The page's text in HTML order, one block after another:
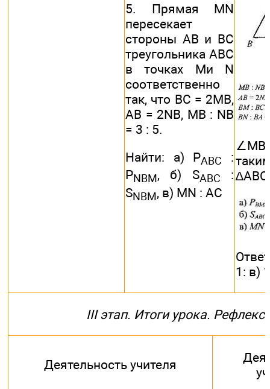
5. Прямая MN
пересекает
стороны АВ и ВС
треугольника АВС
в точках Ми N
соответственно
так, что ВС = 2МВ,
АВ = 2NB, МВ : NB
= 3 : 5.
Найти: а) РABC
:
РNBM , б) SABC
:
SNBM , в) MN : АС
1: в)
III этап. Итоги урока.
Деятельность учителя